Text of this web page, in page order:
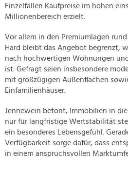
Einzelfällen Kaufpreise im hohen
Millionenbereich erzielt.
Vor allem in den Premiumlagen
Hard bleibt das Angebot begrenzt,
nach hochwertigen Wohnungen
ist. Gefragt seien insbesondere
mit großzügigen Außenflächen
Einfamilienhäuser.
Jennewein betont, Immobilien in
nur für langfristige Wertstabilität
ein besonderes Lebensgefühl.
Verfügbarkeit sorge dafür, dass
in einem anspruchsvollen